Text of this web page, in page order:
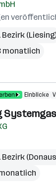
Bezirk
monatlich
Einblicke
Bezirk